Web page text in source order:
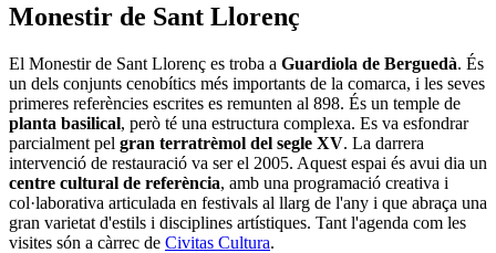
Monestir de Sant Llorenç
El Monestir de Sant Llorenç es troba a Guardiola de Berguedà. És
un dels conjunts cenobítics més importants de la comarca, i les seves
primeres referències escrites es remunten al 898. És un temple de
planta basilical, però té una estructura complexa. Es va esfondrar
parcialment pel gran terratrèmol del segle XV. La darrera
intervenció de restauració va ser el 2005. Aquest espai és avui dia un
centre cultural de referència, amb una programació creativa i
col·laborativa articulada en festivals al llarg de l'any i que abraça una
gran varietat d'estils i disciplines artístiques. Tant l'agenda com les
visites són a càrrec de Civitas Cultura.